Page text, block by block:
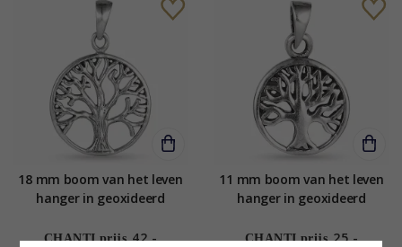
18 mm boom van het leven
hanger in geoxideerd
CHANTI prijs 42,-
11 mm boom van het leven
hanger in geoxideerd
CHANTI prijs 25,-